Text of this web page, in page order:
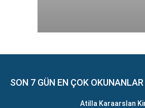
SON 7 GÜN EN ÇOK OKUNANLAR
Atilla Karaarslan